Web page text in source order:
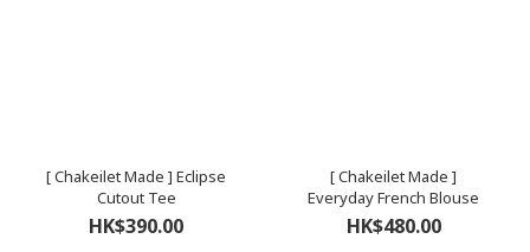
[ Chakeilet Made ] Eclipse
Cutout Tee
HK$390.00
[ Chakeilet Made ]
Everyday French Blouse
HK$480.00